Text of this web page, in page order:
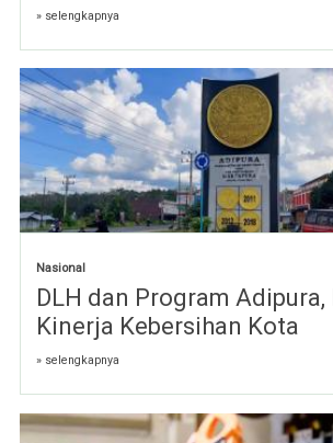
» selengkapnya
Nasional
DLH dan Program
Kinerja Kebersihan Kota
» selengkapnya